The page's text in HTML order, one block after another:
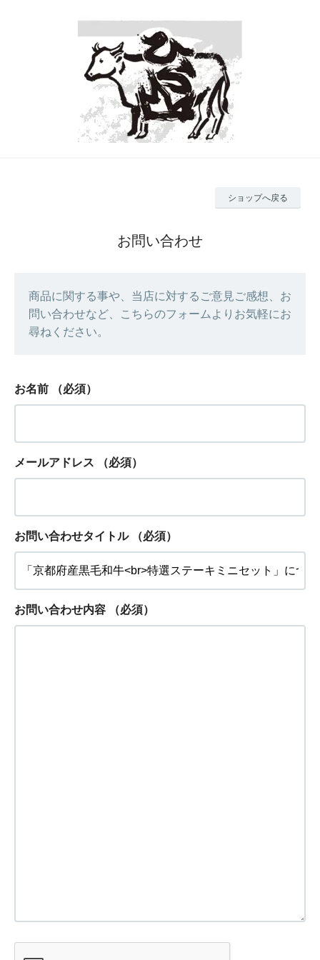
ショップへ戻る
お問い合わせ
商品に関する事や、当店に対するご意見ご感想、お
問い合わせなど、こちらのフォームよりお気軽にお
尋ねください。
お名前 （必須）
メールアドレス （必須）
お問い合わせタイトル （必須）
お問い合わせ内容 （必須）